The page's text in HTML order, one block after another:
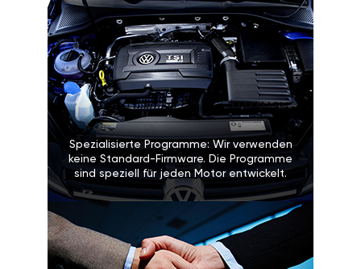
Spezialisierte Programme: Wir verwenden
keine Standard-Firmware. Die Programme
sind speziell für jeden Motor entwickelt.